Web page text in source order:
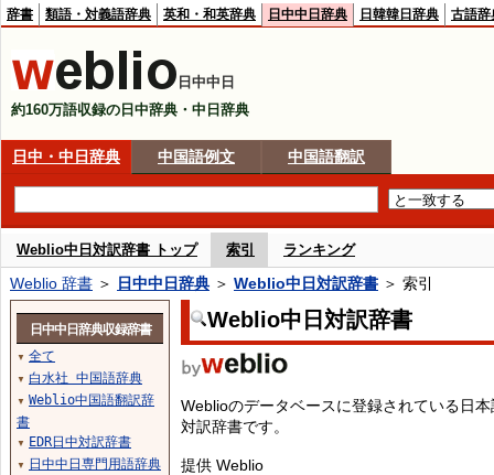
辞書 類語・対義語辞典 英和・和英辞典 日中中日辞典 日韓韓日辞典 古語辞
日中中日
約160万語収録の日中辞典・中日辞典
日中・中日辞典 中国語例文 中国語翻訳
Weblio中日対訳辞書 トップ 索引 ランキング
Weblio 辞書 ＞ 日中中日辞典 ＞ Weblio中日対訳辞書 ＞ 索引
Weblio中日対訳辞書
Weblioのデータベースに登録されている日
対訳辞書です。
提供 Weblio
日中中日辞典収録辞書
▼ 全て
▼ 白水社 中国語辞典
▼ Weblio中国語翻訳辞
書
▼ EDR日中対訳辞書
▼ 日中中日専門用語辞典